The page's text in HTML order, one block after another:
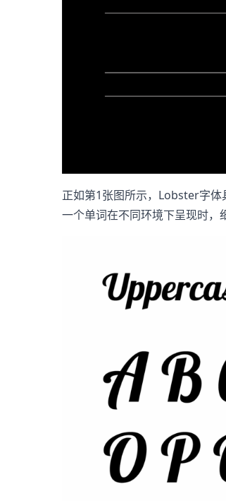
正如第1张图所示，Lobster字体
一个单词在不同环境下呈现时，